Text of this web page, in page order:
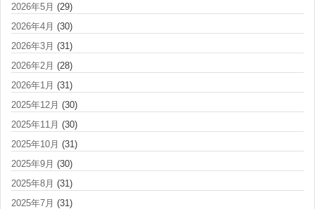
2026年5月 (29)
2026年4月 (30)
2026年3月 (31)
2026年2月 (28)
2026年1月 (31)
2025年12月 (30)
2025年11月 (30)
2025年10月 (31)
2025年9月 (30)
2025年8月 (31)
2025年7月 (31)